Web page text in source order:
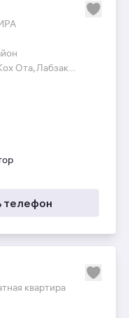
Ота,Лабзак
Ремонт Под
телефон
квартира